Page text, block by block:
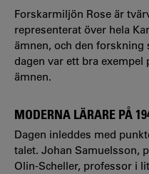
Forskarmiljön Rose är
representerat över hela
ämnen, och den
dagen var ett bra
ämnen.
MODERNA LÄRARE PÅ
Dagen inleddes med
talet. Johan Samuelsson,
Olin-Scheller, professor i